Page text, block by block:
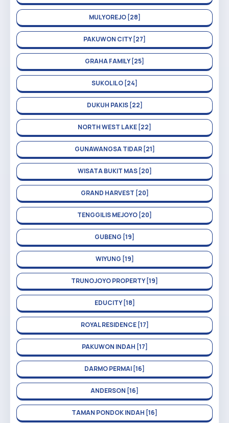
MULYOREJO [28]
PAKUWON CITY [27]
GRAHA FAMILY [25]
SUKOLILO [24]
DUKUH PAKIS [22]
NORTH WEST LAKE [22]
GUNAWANGSA TIDAR [21]
WISATA BUKIT MAS [20]
GRAND HARVEST [20]
TENGGILIS MEJOYO [20]
GUBENG [19]
WIYUNG [19]
TRUNOJOYO PROPERTY [19]
EDUCITY [18]
ROYAL RESIDENCE [17]
PAKUWON INDAH [17]
DARMO PERMAI [16]
ANDERSON [16]
TAMAN PONDOK INDAH [16]